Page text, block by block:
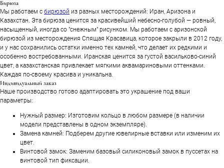
Бирюза
Мы работаем с бирюзой из разных месторождений: Иран, Аризона и
Казахстан. Эта бирюза ценится за красивейший небесно-голубой — ровный,
насыщенный, иногда со "снежным" рисунком. Мы работаем с аризонской
бирюзой из месторождения Спящая Красавица, которое закрыли в 2012 году,
и у нас сохранились остатки именно тех камней, что делает их редкими и
особенно востребованными. Иранская ценится за густой васильково-синий
цвет, а казахстанская привлекает мягкими аквамариновыми оттенками.
Каждая по-своему красива и уникальна.
Индивидуальный заказ
Наше производство готово адаптировать это украшение под ваши
параметры:
Нужный размер: Изготовим кольцо в любом размере (в наличии
модели представлены в одном экземпляре).
Замена камней: Подберем другие ювелирные вставки или изменим их
цвет.
Винтовой замок: Заменим базовый силиконовый замок в пуссетах на
винтовой тип фиксации.